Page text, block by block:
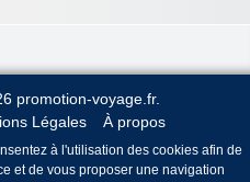
promotion-voyage.fr.
Légales À propos
à l'utilisation des cookies afin de
et de vous proposer une navigation